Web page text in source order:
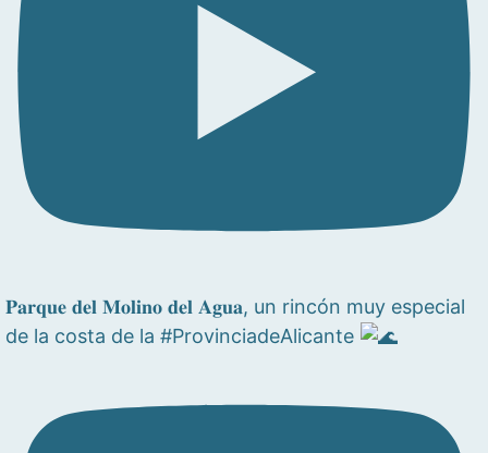
𝐏𝐚𝐫𝐪𝐮𝐞 𝐝𝐞𝐥 𝐌𝐨𝐥𝐢𝐧𝐨 𝐝𝐞𝐥 𝐀𝐠𝐮𝐚, un rincón muy especial
de la costa de la #ProvinciadeAlicante